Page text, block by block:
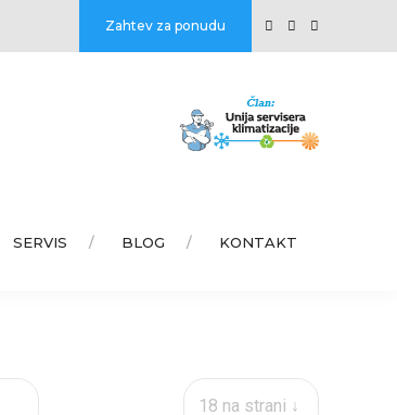
Zahtev za ponudu
SERVIS BLOG KONTAKT